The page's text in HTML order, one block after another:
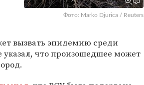
Фото: Marko Djurica / Reuters
вызвать эпидемию среди
что произошедшее может